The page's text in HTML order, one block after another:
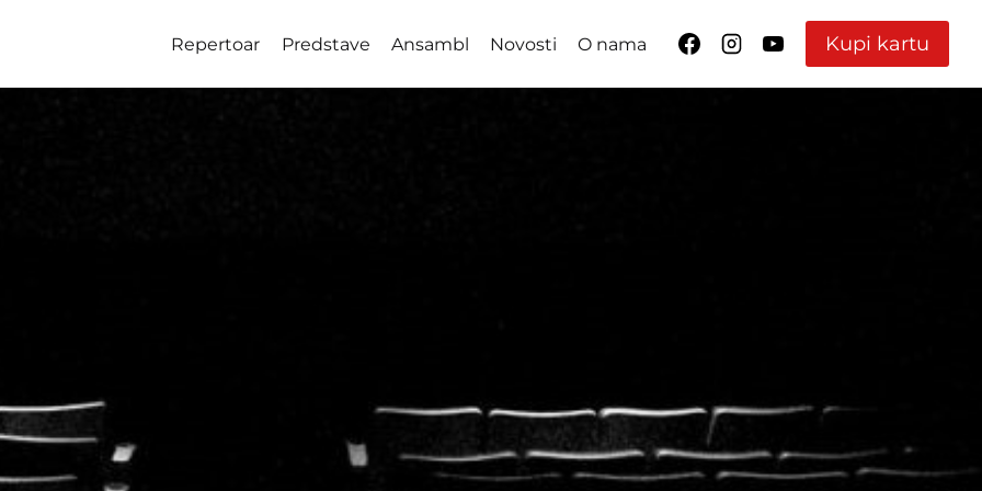
Repertoar Predstave Ansambl Novosti O nama Kupi kartu